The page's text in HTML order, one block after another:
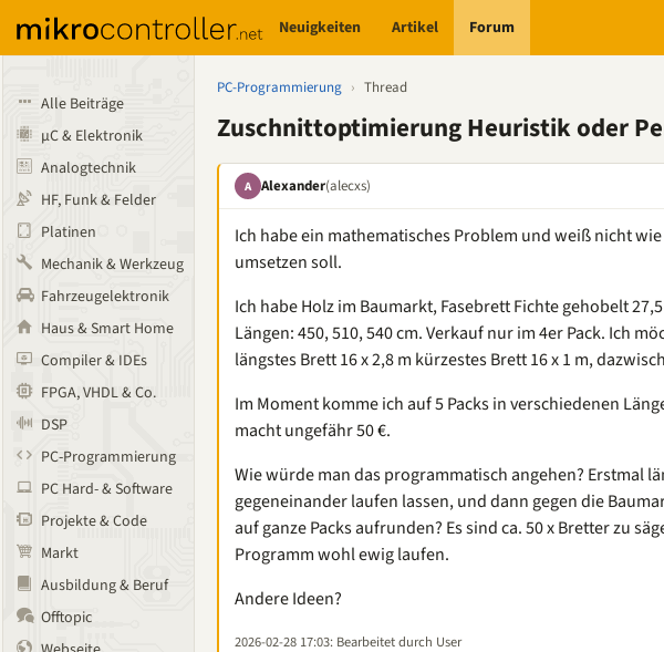
Neuigkeiten Artikel Forum
Alle Beiträge
µC & Elektronik
Analogtechnik
HF, Funk & Felder
Platinen
Mechanik & Werkzeug
Fahrzeugelektronik
Haus & Smart Home
Compiler & IDEs
FPGA, VHDL & Co.
DSP
PC-Programmierung
PC Hard- & Software
Projekte & Code
Markt
Ausbildung & Beruf
Offtopic
PC-Programmierung › Thread
Zuschnittoptimierung Heuristik oder
A Alexander(alecxs)
Ich habe ein mathematisches Problem und weiß nicht
umsetzen soll.
Ich habe Holz im Baumarkt, Fasebrett Fichte gehobelt
Längen: 450, 510, 540 cm. Verkauf nur im 4er Pack. Ich
längstes Brett 16 x 2,8 m kürzestes Brett 16 x 1 m,
Im Moment komme ich auf 5 Packs in verschiedenen
macht ungefähr 50 €.
Wie würde man das programmatisch angehen? Erstmal
gegeneinander laufen lassen, und dann gegen die
auf ganze Packs aufrunden? Es sind ca. 50 x Bretter zu
Programm wohl ewig laufen.
Andere Ideen?
2026-02-28 17:03: Bearbeitet durch User